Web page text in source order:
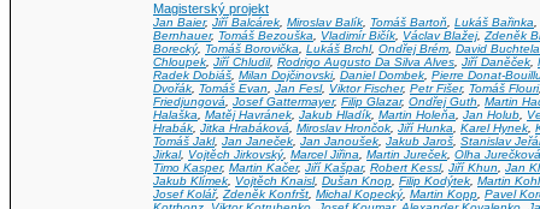
Magisterský projekt
Jan Baier, Jiří Balcárek, Miroslav Balík, Tomáš Bartoň, Lukáš Bařinka,
Bernhauer, Tomáš Bezouška, Vladimír Bičík, Václav Blažej,Zdeněk
Borecký, Tomáš Borovička, Lukáš Brchl, Ondřej Brém, David Buchtela
Chloupek, Jiří Chludil, Rodrigo Augusto Da Silva Alves, Jiří Daněček,
Radek Dobiáš, Milan Dojčinovski, Daniel Dombek, Pierre Donat-
Dvořák, Tomáš Evan, Jan Fesl, Viktor Fischer, Petr Fišer, Tomáš Flouri
Friedjungová, Josef Gattermayer, Filip Glazar, Ondřej Guth, Martin
Halaška, Matěj Havránek, Jakub Hladík, Martin Holeňa, Jan Holub,
Hrabák, Jitka Hrabáková, Miroslav Hrončok, Jiří Hunka, Karel Hynek,
Tomáš Jakl, Jan Janeček, Jan Janoušek, Jakub Jaroš, Stanislav
Jirkal, Vojtěch Jirkovský, Marcel Jiřina, Martin Jureček, Olha Jurečková
Timo Kasper, Martin Kačer, Jiří Kašpar, Robert Kessl, Jiří Khun, Jan
Jakub Klímek, Vojtěch Knaisl, Dušan Knop, Filip Kodýtek, Martin
Josef Kolář,Zdeněk Konfršt, Michal Kopecký, Martin Kopp, Pavel